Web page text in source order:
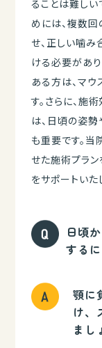
ることは難しい
めには、複数
せ、正しい噛
ける必要があり
ある方は、マ
す。さらに、施
は、日頃の姿
も重要です。
せた施術プラ
をサポートいた
日頃
する
顎に
け、
まし